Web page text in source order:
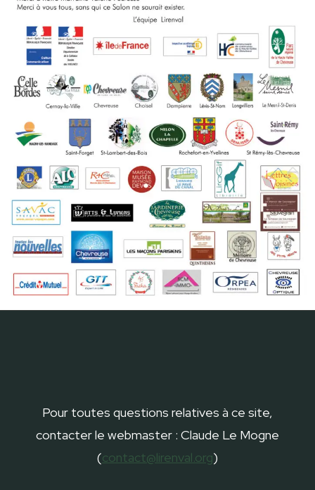
Pour toutes questions relatives à ce site,
contacter le webmaster : Claude Le Mogne
(contact@lirenval.org)